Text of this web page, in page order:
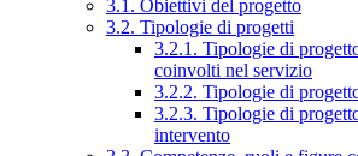
3.1. Obiettivi del progetto
3.2. Tipologie di progetti
3.2.1. Tipologie di
coinvolti nel servizio
3.2.2. Tipologie di
3.2.3. Tipologie di
intervento